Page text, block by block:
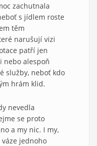
zachutnala
s jídlem roste
těm
narušují vizi
patří jen
nebo alespoň
služby, neboť kdo
hrám klid.
nevedla
se proto
a my nic. I my,
jednoho